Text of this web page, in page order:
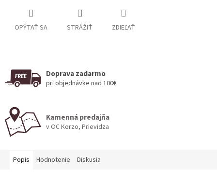
OPÝTAŤ SA STRÁŽIŤ ZDIEĽAŤ
Doprava zadarmo
pri objednávke nad 100€
Kamenná predajňa
v OC Korzo, Prievidza
Popis Hodnotenie Diskusia